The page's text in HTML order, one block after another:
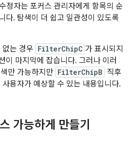
수정자는 포커스 관리자에게 항목의 순
다. 탐색이 더 쉽고 일관성이 있도록
없는 경우 FilterChipC 가 표시되지
이 마지막에 잡습니다. 그러나 이러
만 가능하지만 FilterChipB 직후
용자가 예상할 수 있는 내용입니다.
가능하게 만들기